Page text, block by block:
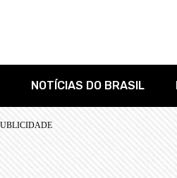
NOTÍCIAS DO BRASIL